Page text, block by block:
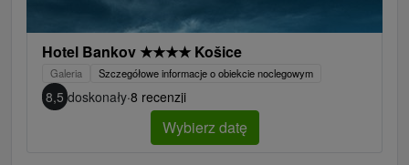
Hotel Bankov ★★★★ Košice
Galeria Szczegółowe informacje o obiekcie noclegowym
8,5 doskonały·8 recenzji
Wybierz datę